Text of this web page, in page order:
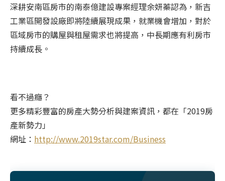
深耕安南區房市的南泰億建設專案經理余妍蓁認為，新吉
工業區開發設廠即將陸續展現成果，就業機會增加，對於
區域房市的購屋與租屋需求也將提高，中長期應有利房市
持續成長。
看不過癮？
更多精彩豐富的房產大勢分析與建案資訊，都在「2019房
產新勢力」
網址： http://www.2019star.com/Business